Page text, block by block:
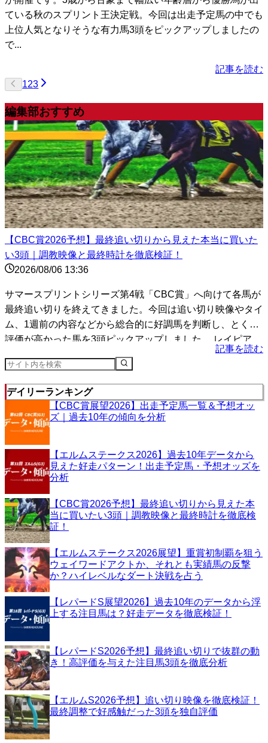
ている秋のスプリント王決定戦。今回は出走予定馬の中でも
上位人気となりそうな有力馬3頭をピックアップしましたの
で...
記事を読む
123
編集部おすすめ
【CBC賞2026予想】最終追い切りから見えた本当に買いた
い3頭｜調教映像と最終時計を徹底検証！
2026/08/06 13:36
サマースプリントシリーズ第4戦「CBC賞」へ向けて各馬が
最終追い切りを終えてきました。今回は追い切り映像やタイ
ム、1週前の内容などから総合的に好調馬を判断し、とくに
評価が高かった馬を3頭ピックアップしました。 レイピア
記事を読む
デイリーランキング
【CBC賞展望2026】出走予定馬一覧＆予想オッ
ズ｜過去10年の傾向を分析
【エルムステークス2026】過去10年データから
見えた好走パターン！出走予定馬・予想オッズを
分析
【CBC賞2026予想】最終追い切りから見えた本
当に買いたい3頭｜調教映像と最終時計を徹底検
証！
【エルムステークス2026展望】重賞初制覇を狙う
ウェイワードアクトか、それとも実績馬の反撃
か？ハイレベルなダート決戦を占う
【レパードS展望2026】過去10年のデータから浮
上する注目馬は？好走データを徹底検証！
【レパードS2026予想】最終追い切りで抜群の動
き！高評価を与えた注目馬3頭を徹底分析
【エルムS2026予想】追い切り映像を徹底検証！
最終調整で好感触だった3頭を独自評価